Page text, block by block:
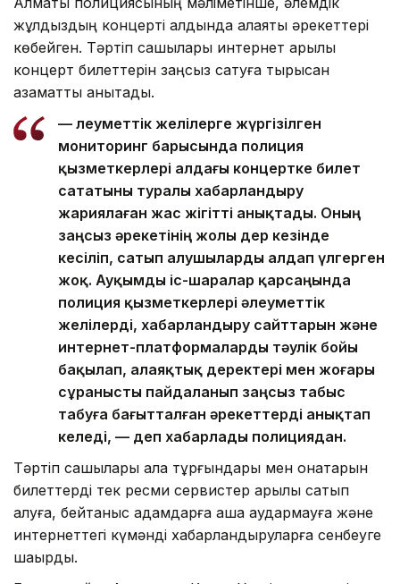
жұлдыздың концерті алдында алаяқтық әрекеттері
көбейген. Тәртіп сақшылары интернет арқылы
концерт билеттерін заңсыз сатуға тырысқан
азаматты анықтады.
— Әлеуметтік желілерге жүргізілген
мониторинг барысында полиция
қызметкерлері алдағы концертке билет
сататыны туралы хабарландыру
жариялаған жас жігітті анықтады. Оның
заңсыз әрекетінің жолы дер кезінде
кесіліп, сатып алушыларды алдап үлгерген
жоқ. Ауқымды іс-шаралар қарсаңында
полиция қызметкерлері әлеуметтік
желілерді, хабарландыру сайттарын және
интернет-платформаларды тәулік бойы
бақылап, алаяқтық деректері мен жоғары
сұранысты пайдаланып заңсыз табыс
табуға бағытталған әрекеттерді анықтап
келеді, — деп хабарлады полициядан.
Тәртіп сақшылары қала тұрғындары мен қонақтарын
билеттерді тек ресми сервистер арқылы сатып
алуға, бейтаныс адамдарға ақша аудармауға және
интернеттегі күмәнді хабарландыруларға сенбеуге
шақырды.